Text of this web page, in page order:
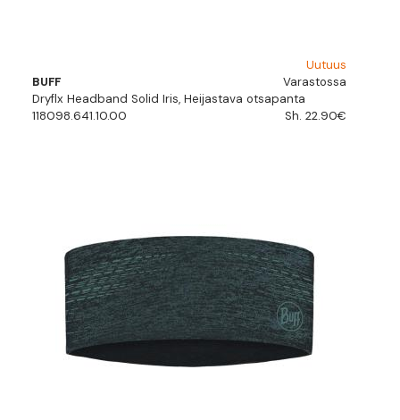
Uutuus
BUFF
Varastossa
Dryflx Headband Solid Iris, Heijastava otsapanta
118098.641.10.00
Sh. 22.90€